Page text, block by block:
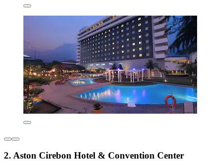
2. Aston Cirebon Hotel & Convention Center